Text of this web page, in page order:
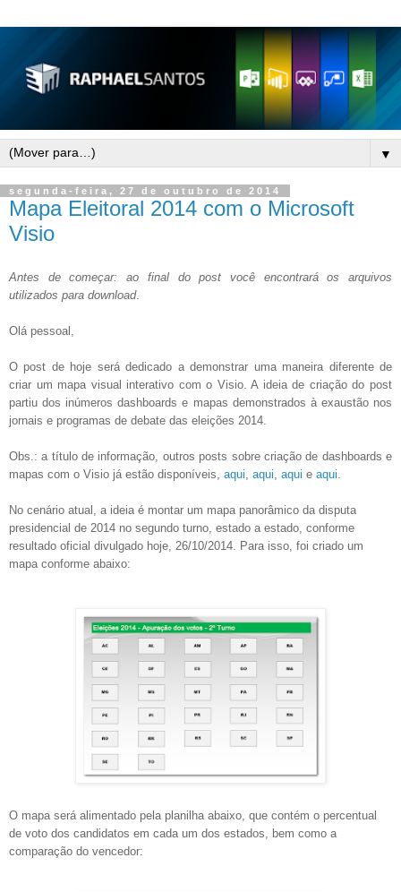
▼
segunda-feira, 27 de outubro de 2014
Mapa Eleitoral 2014 com o Microsoft
Visio
Antes de começar: ao final do post você encontrará os arquivos
utilizados para download.
Olá pessoal,
O post de hoje será dedicado a demonstrar uma maneira diferente de
criar um mapa visual interativo com o Visio. A ideia de criação do post
partiu dos inúmeros dashboards e mapas demonstrados à exaustão nos
jornais e programas de debate das eleições 2014.
Obs.: a título de informação, outros posts sobre criação de dashboards e
mapas com o Visio já estão disponíveis, aqui, aqui, aqui e aqui.
No cenário atual, a ideia é montar um mapa panorâmico da disputa
presidencial de 2014 no segundo turno, estado a estado, conforme
resultado oficial divulgado hoje, 26/10/2014. Para isso, foi criado um
mapa conforme abaixo:
O mapa será alimentado pela planilha abaixo, que contém o percentual
de voto dos candidatos em cada um dos estados, bem como a
comparação do vencedor: